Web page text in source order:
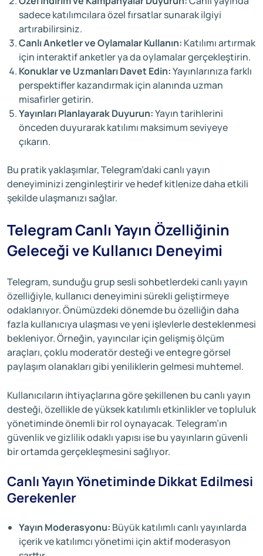
sadece katılımcılara özel fırsatlar sunarak ilgiyi
artırabilirsiniz.
Canlı Anketler ve Oylamalar Kullanın: Katılımı artırmak
için interaktif anketler ya da oylamalar gerçekleştirin.
Konuklar ve Uzmanları Davet Edin:Yayınlarınıza farklı
perspektifler kazandırmak için alanında uzman
misafirler getirin.
Yayınları Planlayarak Duyurun:Yayın tarihlerini
önceden duyurarak katılımı maksimum seviyeye
çıkarın.
Bu pratik yaklaşımlar, Telegram’daki canlı yayın
deneyiminizi zenginleştirir ve hedef kitlenize daha etkili
şekilde ulaşmanızı sağlar.
Telegram Canlı Yayın Özelliğinin
Geleceği ve Kullanıcı Deneyimi
Telegram, sunduğu grup sesli sohbetlerdeki canlı yayın
özelliğiyle, kullanıcı deneyimini sürekli geliştirmeye
odaklanıyor. Önümüzdeki dönemde bu özelliğin daha
fazla kullanıcıya ulaşması ve yeni işlevlerle desteklenmesi
bekleniyor. Örneğin, yayıncılar için gelişmiş ölçüm
araçları, çoklu moderatör desteği ve entegre görsel
paylaşım olanakları gibi yeniliklerin gelmesi muhtemel.
Kullanıcıların ihtiyaçlarına göre şekillenen bu canlı yayın
desteği, özellikle de yüksek katılımlı etkinlikler ve topluluk
yönetiminde önemli bir rol oynayacak. Telegram’ın
güvenlik ve gizlilik odaklı yapısı ise bu yayınların güvenli
bir ortamda gerçekleşmesini sağlıyor.
Canlı Yayın Yönetiminde Dikkat Edilmesi
Gerekenler
Yayın Moderasyonu: Büyük katılımlı canlı yayınlarda
içerik ve katılımcı yönetimi için aktif moderasyon